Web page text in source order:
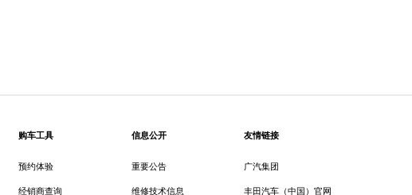
购车工具
预约体验
经销商查询
信息公开
重要公告
维修技术信息
友情链接
广汽集团
丰田汽车（中国）官网